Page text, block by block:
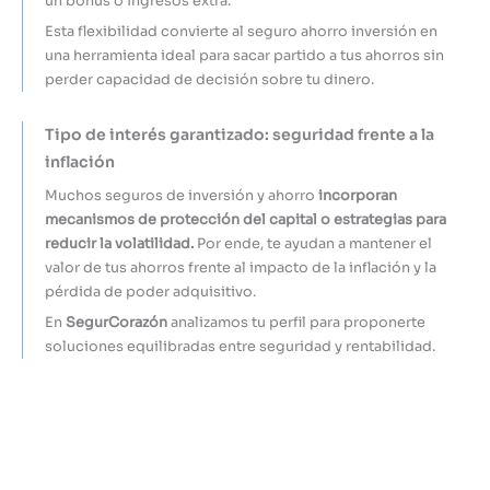
Esta flexibilidad convierte al seguro ahorro inversión en
una herramienta ideal para sacar partido a tus ahorros sin
perder capacidad de decisión sobre tu dinero.
Tipo de interés garantizado: seguridad frente a la
inflación
Muchos seguros de inversión y ahorro incorporan
mecanismos de protección del capital o estrategias para
reducir la volatilidad. Por ende, te ayudan a mantener el
valor de tus ahorros frente al impacto de la inflación y la
pérdida de poder adquisitivo.
En SegurCorazónanalizamos tu perfil para proponerte
soluciones equilibradas entre seguridad y rentabilidad.